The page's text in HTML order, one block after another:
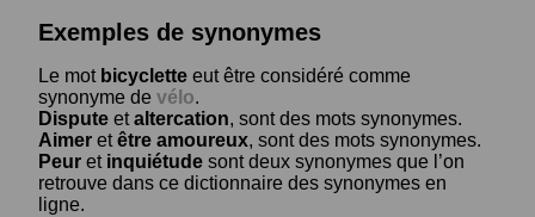
Exemples de synonymes
Le mot bicyclette eut être considéré comme
synonyme de vélo.
Dispute etaltercation, sont des mots synonymes.
Aimer etêtre amoureux, sont des mots synonymes.
Peur et inquiétude sont deux synonymes que l’on
retrouve dans ce dictionnaire des synonymes en
ligne.